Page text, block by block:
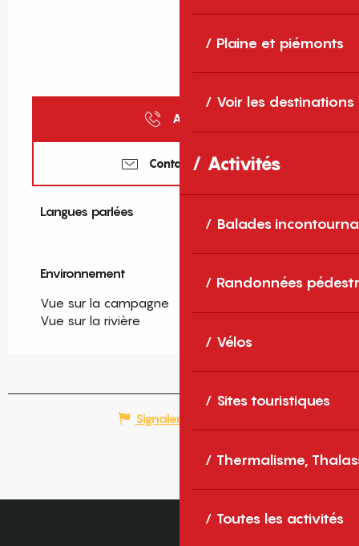
Plaine et piémonts
Voir les destinations
Activités
Balades
Randonnées
Vélos
Sites touristiques
Thermalisme,
Toutes les activités
Appeler
Contactez-nous
Langues parlées
Langues parlées
Environnement
Environnement
Vue sur la campagne
Vue sur la rivière
Signaler une erreur